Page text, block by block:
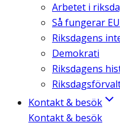
Arbetet i
Så fungerar EU
Riksdagens
Demokrati
Riksdagens
Kontakt & besök
Kontakt & besök